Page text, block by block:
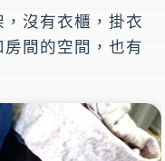
沒有衣櫃，掛衣
間的空間，也有